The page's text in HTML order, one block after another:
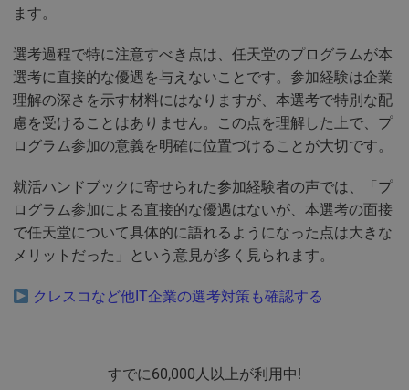
ます。
選考過程で特に注意すべき点は、任天堂のプログラムが本
選考に直接的な優遇を与えないことです。参加経験は企業
理解の深さを示す材料にはなりますが、本選考で特別な配
慮を受けることはありません。この点を理解した上で、プ
ログラム参加の意義を明確に位置づけることが大切です。
就活ハンドブックに寄せられた参加経験者の声では、「プ
ログラム参加による直接的な優遇はないが、本選考の面接
で任天堂について具体的に語れるようになった点は大きな
メリットだった」という意見が多く見られます。
クレスコなど他IT企業の選考対策も確認する
すでに60,000人以上が利用中!